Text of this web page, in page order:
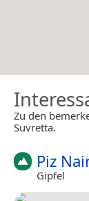
Zu den
Suvretta.
Piz
Gipfel